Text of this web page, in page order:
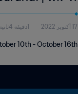
17 أكتوبر 2022 1دقيقة 4ثانية
10th - October 16th